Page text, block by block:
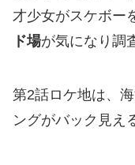
才少女がスケボー
ド場が気になり調
第2話ロケ地は、
ングがバック見え